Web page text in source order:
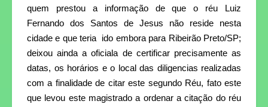
quem prestou a informação de que o réu Luiz
Fernando dos Santos de Jesus não reside nesta
cidade e que teria ido embora para Ribeirão Preto/SP;
deixou ainda a oficiala de certificar precisamente as
datas, os horários e o local das diligencias realizadas
com a finalidade de citar este segundo Réu, fato este
que levou este magistrado a ordenar a citação do réu